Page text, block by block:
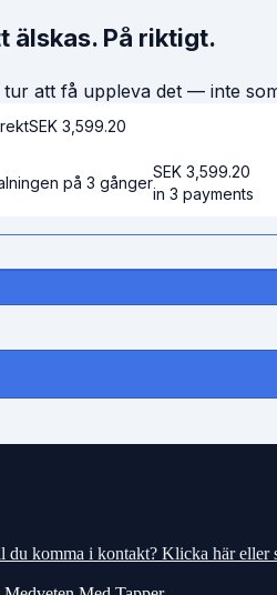
älskas. På riktigt.
att få uppleva det — inte
SEK 3,599.20
på 3 gånger
SEK 3,599.20
in 3 payments
du komma i kontakt? Klicka här